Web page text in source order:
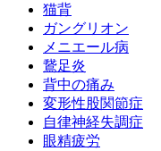
猫背
ガングリオン
メニエール病
鵞足炎
背中の痛み
変形性股関節症
自律神経失調症
眼精疲労